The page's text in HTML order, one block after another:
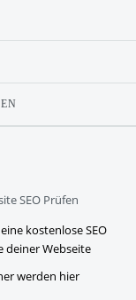
SEO Prüfen
werden hier